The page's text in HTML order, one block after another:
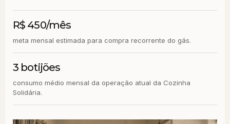
R$ 450/mês
meta mensal estimada para compra recorrente do gás.
3 botijões
consumo médio mensal da operação atual da Cozinha
Solidária.